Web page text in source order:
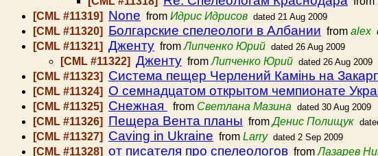
[CML #11319] None from Идрис Идрисов dated 21 Aug 2009
[CML #11320] Болгарские спелеологи в Албании from alex
[CML #11321] Дженту fromЛипченко Юрий dated 26 Aug 2009
[CML #11322] Дженту fromЛипченко Юрий dated 26 Aug 2009
[CML #11323] Система пещер Черлений Камінь на
[CML #11324] О семнадцатом открытом чемпионате
[CML #11325] Снежная from Светлана Мазина dated 30 Aug 2009
[CML #11326] Пещера Вента планы fromДенис Полищук
[CML #11327] Caving in Ukraine from Larry dated 2 Sep 2009
[CML #11328] от писателя про спелеологов fromЛазарев